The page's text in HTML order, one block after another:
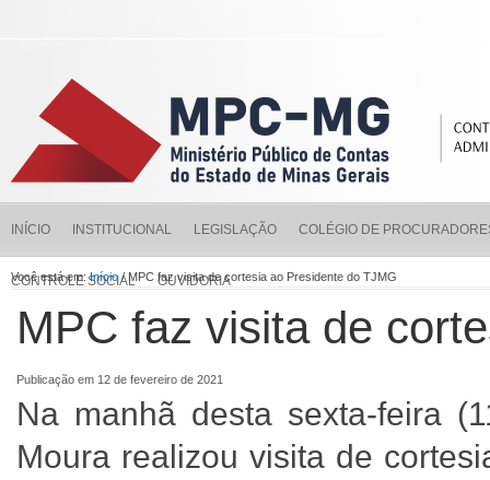
INÍCIO INSTITUCIONAL LEGISLAÇÃO COLÉGIO DE
CONTROLE SOCIAL OUVIDORIA
Você está em:Início/ MPC faz visita de cortesia ao Presidente do TJMG
MPC faz visita de
Publicação em 12 de fevereiro de 2021
Na manhã desta sexta-feira
Moura realizou visita de